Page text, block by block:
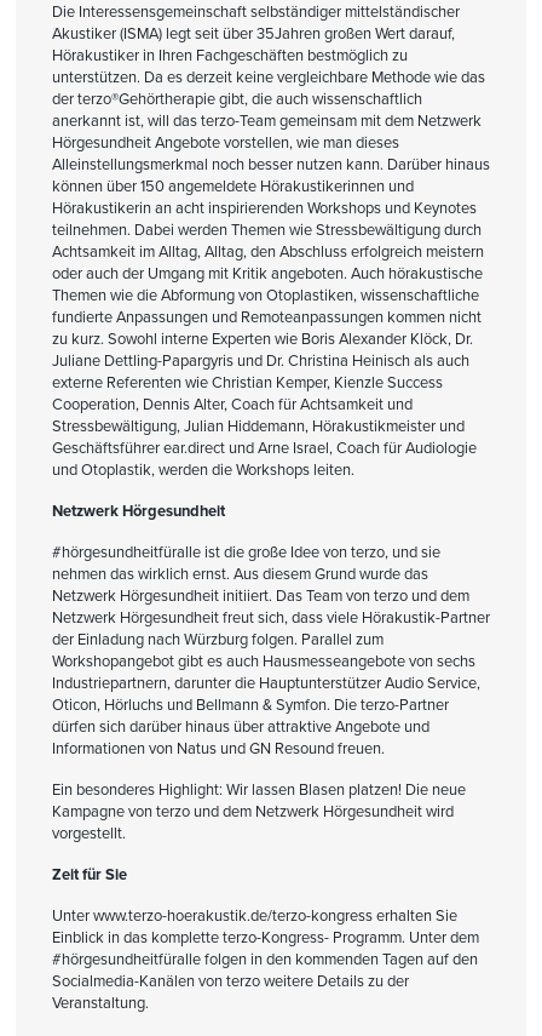
Die Interessensgemeinschaft selbständiger mittelständischer
Akustiker (ISMA) legt seit über 35Jahren großen Wert darauf,
Hörakustiker in Ihren Fachgeschäften bestmöglich zu
unterstützen. Da es derzeit keine vergleichbare Methode wie das
der terzo®Gehörtherapie gibt, die auch wissenschaftlich
anerkannt ist, will das terzo-Team gemeinsam mit dem Netzwerk
Hörgesundheit Angebote vorstellen, wie man dieses
Alleinstellungsmerkmal noch besser nutzen kann. Darüber hinaus
können über 150 angemeldete Hörakustikerinnen und
Hörakustikerin an acht inspirierenden Workshops und Keynotes
teilnehmen. Dabei werden Themen wie Stressbewältigung durch
Achtsamkeit im Alltag, Alltag, den Abschluss erfolgreich meistern
oder auch der Umgang mit Kritik angeboten. Auch hörakustische
Themen wie die Abformung von Otoplastiken, wissenschaftliche
fundierte Anpassungen und Remoteanpassungen kommen nicht
zu kurz. Sowohl interne Experten wie Boris Alexander Klöck, Dr.
Juliane Dettling-Papargyris und Dr. Christina Heinisch als auch
externe Referenten wie Christian Kemper, Kienzle Success
Cooperation, Dennis Alter, Coach für Achtsamkeit und
Stressbewältigung, Julian Hiddemann, Hörakustikmeister und
Geschäftsführer ear.direct und Arne Israel, Coach für Audiologie
und Otoplastik, werden die Workshops leiten.
Netzwerk Hörgesundheit
#hörgesundheitfüralle ist die große Idee von terzo, und sie
nehmen das wirklich ernst. Aus diesem Grund wurde das
Netzwerk Hörgesundheit initiiert. Das Team von terzo und dem
Netzwerk Hörgesundheit freut sich, dass viele Hörakustik-Partner
der Einladung nach Würzburg folgen. Parallel zum
Workshopangebot gibt es auch Hausmesseangebote von sechs
Industriepartnern, darunter die Hauptunterstützer Audio Service,
Oticon, Hörluchs und Bellmann & Symfon. Die terzo-Partner
dürfen sich darüber hinaus über attraktive Angebote und
Informationen von Natus und GN Resound freuen.
Ein besonderes Highlight: Wir lassen Blasen platzen! Die neue
Kampagne von terzo und dem Netzwerk Hörgesundheit wird
vorgestellt.
Zeit für Sie
Unterwww.terzo-hoerakustik.de/terzo-kongresserhalten Sie
Einblick in das komplette terzo-Kongress- Programm. Unter dem
#hörgesundheitfüralle folgen in den kommenden Tagen auf den
Socialmedia-Kanälen von terzo weitere Details zu der
Veranstaltung.